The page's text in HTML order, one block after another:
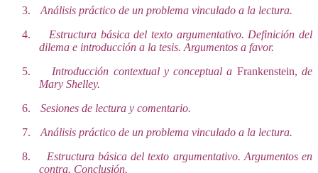
3.
Análisis práctico de un problema vinculado a la lectura.
4.
Estructura básica del texto argumentativo. Definición del
dilema e introducción a la tesis. Argumentos a favor.
5.
Introducción contextual y conceptual a Frankenstein, de
Mary Shelley.
6.
Sesiones de lectura y comentario.
7.
Análisis práctico de un problema vinculado a la lectura.
8.
Estructura básica del texto argumentativo. Argumentos en
contra. Conclusión.